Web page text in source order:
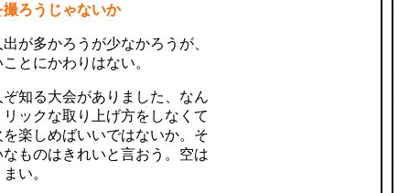
ろうじゃないか
が多かろうが少なかろうが、
とにかわりはない。
ぞ知る大会がありました、なん
ックな取り上げ方をしなくて
を楽しめばいいではないか。そ
なものはきれいと言おう。空は
い。